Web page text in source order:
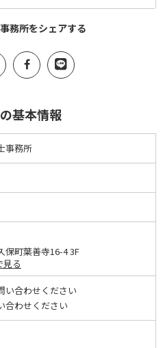
務所をシェアする
基本情報
事務所
保町葉善寺16-4 3F
見る
い合わせください
合わせください